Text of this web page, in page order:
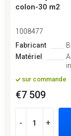
colon-30 m2
1008477
Fabricant
Matériel
sur commande
€7 509
- +